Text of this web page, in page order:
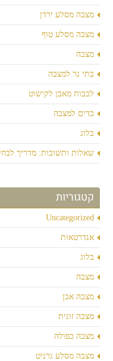
מצבה מסלע ירדן
מצבה מסלע טוף
מצבה
בתי נר למצבה
לבבות מאבן לקישוט
כדים למצבה
בלוג
שאלות ותשובות: מדריך לבחירת מצבה,
קטגוריות
Uncategorized
אנדרטאות
בלוג
מצבה
מצבה אבן
מצבה זוגית
מצבה כפולה
מצבה מסלע גרניט